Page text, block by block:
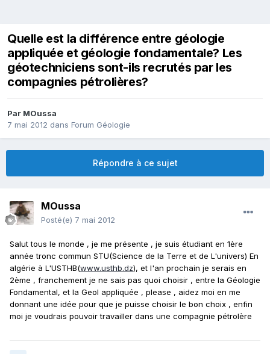
Quelle est la différence entre géologie
appliquée et géologie fondamentale? Les
géotechniciens sont-ils recrutés par les
compagnies pétrolières?
Par MOussa
7 mai 2012 dans Forum Géologie
Répondre à ce sujet
MOussa
Posté(e) 7 mai 2012
Salut tous le monde , je me présente , je suis étudiant en 1ère
année tronc commun STU(Science de la Terre et de L'univers) En
algérie à L'USTHB(www.usthb.dz), et l'an prochain je serais en
2ème , franchement je ne sais pas quoi choisir , entre la Géologie
Fondamental, et la Geol appliquée , please , aidez moi en me
donnant une idée pour que je puisse choisir le bon choix , enfin
moi je voudrais pouvoir travailler dans une compagnie pétrolère